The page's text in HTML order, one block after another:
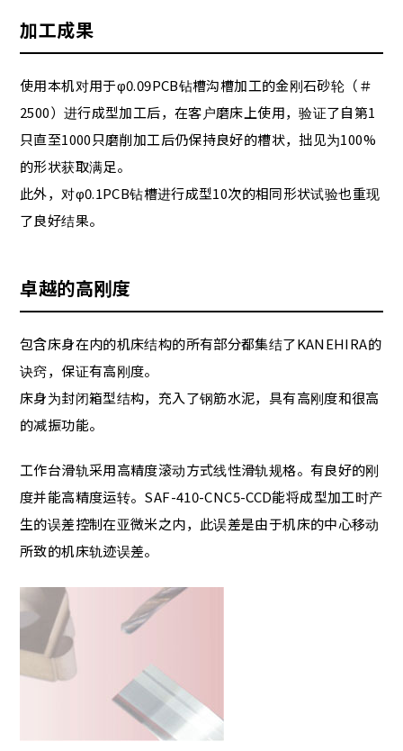
加工成果
使用本机对用于φ0.09PCB钻槽沟槽加工的金刚石砂轮（＃
2500）进行成型加工后，在客户磨床上使用，验证了自第1
只直至1000只磨削加工后仍保持良好的槽状，拙见为100%
的形状获取满足。
此外，对φ0.1PCB钻槽进行成型10次的相同形状试验也重现
了良好结果。
卓越的高刚度
包含床身在内的机床结构的所有部分都集结了KANEHIRA的
诀窍，保证有高刚度。
床身为封闭箱型结构，充入了钢筋水泥，具有高刚度和很高
的减振功能。
工作台滑轨采用高精度滚动方式线性滑轨规格。有良好的刚
度并能高精度运转。SAF-410-CNC5-CCD能将成型加工时产
生的误差控制在亚微米之内，此误差是由于机床的中心移动
所致的机床轨迹误差。